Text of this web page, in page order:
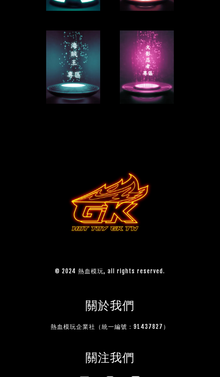
© 2024 熱血模玩, all rights reserved.
關於我們
熱血模玩企業社（統一編號：91437827）
關注我們